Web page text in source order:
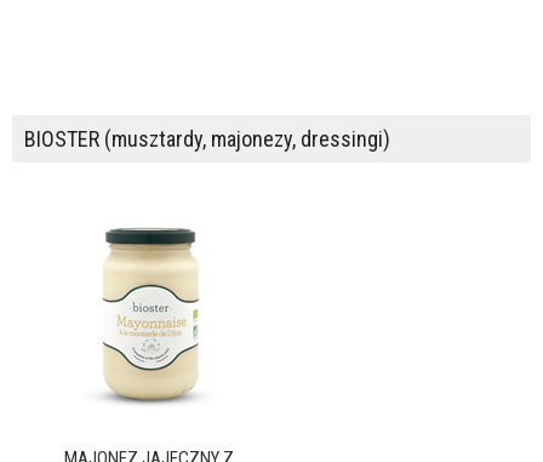
BIOSTER (musztardy, majonezy, dressingi)